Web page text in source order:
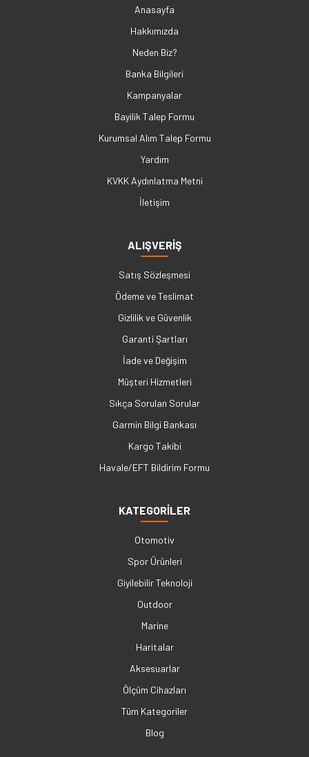
Anasayfa
Hakkımızda
Neden Biz?
Banka Bilgileri
Kampanyalar
Bayilik Talep Formu
Kurumsal Alım Talep Formu
Yardım
KVKK Aydınlatma Metni
İletişim
ALIŞVERİŞ
Satış Sözleşmesi
Ödeme ve Teslimat
Gizlilik ve Güvenlik
Garanti Şartları
İade ve Değişim
Müşteri Hizmetleri
Sıkça Sorulan Sorular
Garmin Bilgi Bankası
Kargo Takibi
Havale/EFT Bildirim Formu
KATEGORİLER
Otomotiv
Spor Ürünleri
Giyilebilir Teknoloji
Outdoor
Marine
Haritalar
Aksesuarlar
Ölçüm Cihazları
Tüm Kategoriler
Blog